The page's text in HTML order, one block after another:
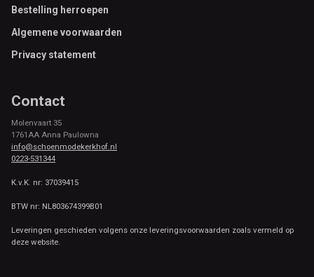
Footer
Bestelling herroepen
Algemene voorwaarden
Privacy statement
Contact
Molenvaart 35
1761AA Anna Paulowna
info@schoenmodekerkhof.nl
0223-531344
K.v.K. nr: 37039415
BTW nr: NL803674399B01
Leveringen geschieden volgens onze leveringsvoorwaarden zoals vermeld op
deze website.